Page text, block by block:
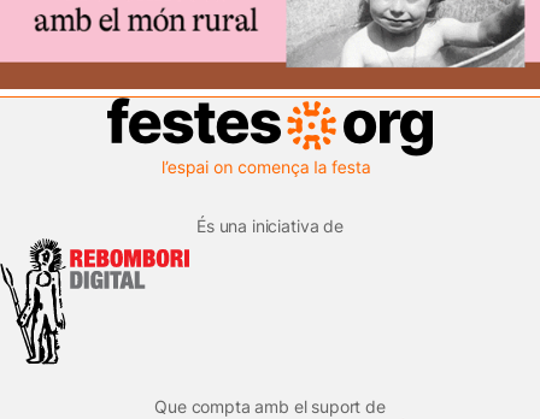
És una iniciativa de
Que compta amb el suport de